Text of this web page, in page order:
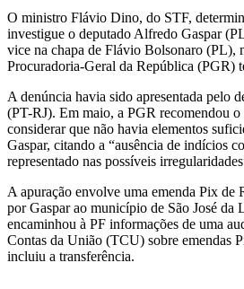
O ministro Flávio Dino, do STF,
investigue o deputado Alfredo Gaspar
vice na chapa de Flávio Bolsonaro (PL),
Procuradoria-Geral da República (PGR)
A denúncia havia sido apresentada pelo
(PT-RJ). Em maio, a PGR recomendou
considerar que não havia elementos
Gaspar, citando a “ausência de indícios
representado nas possíveis
A apuração envolve uma emenda Pix de
por Gaspar ao município de São José
encaminhou à PF informações de uma
Contas da União (TCU) sobre emendas
incluiu a transferência.